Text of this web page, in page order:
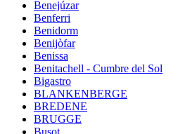
Benejúzar
Benferri
Benidorm
Benijòfar
Benissa
Benitachell - Cumbre del Sol
Bigastro
BLANKENBERGE
BREDENE
BRUGGE
Busot